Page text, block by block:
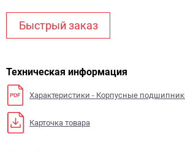
Быстрый заказ
Техническая информация
Характеристики - Корпусные
Карточка товара